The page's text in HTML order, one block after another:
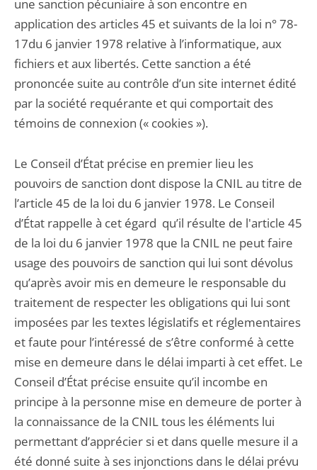
une sanction pécuniaire à son encontre en
application des articles 45 et suivants de la loi n° 78-
17du 6 janvier 1978 relative à l’informatique, aux
fichiers et aux libertés. Cette sanction a été
prononcée suite au contrôle d’un site internet édité
par la société requérante et qui comportait des
témoins de connexion (« cookies »).
Le Conseil d’État précise en premier lieu les
pouvoirs de sanction dont dispose la CNIL au titre de
l’article 45 de la loi du 6 janvier 1978. Le Conseil
d’État rappelle à cet égard qu’il résulte de l'article 45
de la loi du 6 janvier 1978 que la CNIL ne peut faire
usage des pouvoirs de sanction qui lui sont dévolus
qu’après avoir mis en demeure le responsable du
traitement de respecter les obligations qui lui sont
imposées par les textes législatifs et réglementaires
et faute pour l’intéressé de s’être conformé à cette
mise en demeure dans le délai imparti à cet effet. Le
Conseil d’État précise ensuite qu’il incombe en
principe à la personne mise en demeure de porter à
la connaissance de la CNIL tous les éléments lui
permettant d’apprécier si et dans quelle mesure il a
été donné suite à ses injonctions dans le délai prévu